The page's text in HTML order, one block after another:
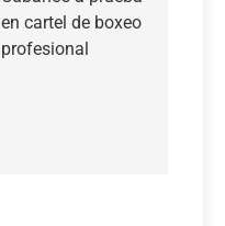
en cartel de boxeo
profesional